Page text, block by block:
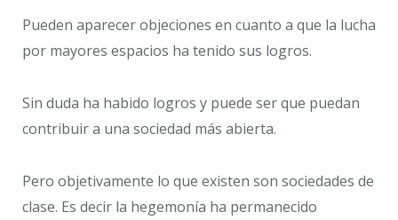
Pueden aparecer objeciones en cuanto a que la lucha
por mayores espacios ha tenido sus logros.
Sin duda ha habido logros y puede ser que puedan
contribuir a una sociedad más abierta.
Pero objetivamente lo que existen son sociedades de
clase. Es decir la hegemonía ha permanecido